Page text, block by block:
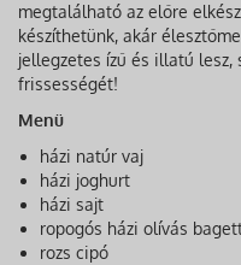
megtalálható az előre
készíthetünk, akár
jellegzetes ízű és illatú lesz,
frissességét!
Menü
házi natúr vaj
házi joghurt
házi sajt
ropogós házi olívás
rozs cipó